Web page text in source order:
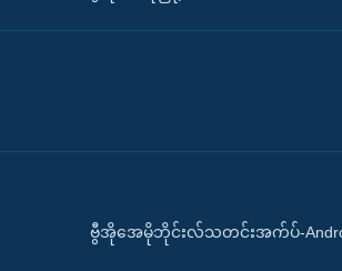
ဗွီအိုအေမိုဘိုင်းလ်သတင်းအက်ပ်-